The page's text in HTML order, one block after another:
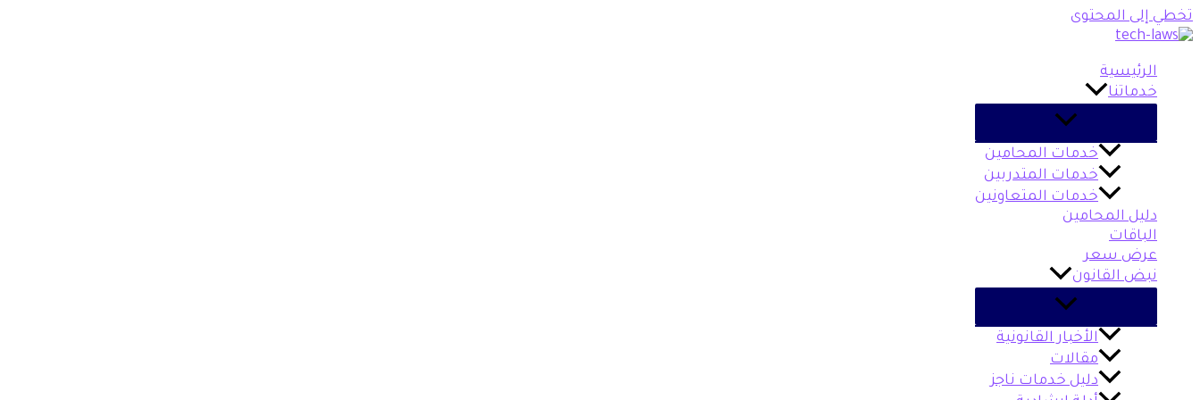
تخطي إلى المحتوى
الرئيسية
خدماتنا
خدمات المحامين
خدمات المتدربين
خدمات المتعاونين
دليل المحامين
الباقات
عرض سعر
نبض القانون
الأخبار القانونية
مقالات
دليل خدمات ناجز